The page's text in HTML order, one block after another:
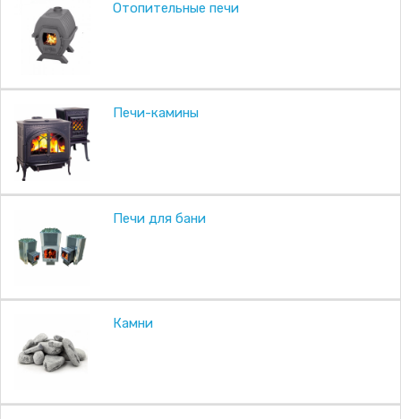
Отопительные печи
Печи-камины
Печи для бани
Камни